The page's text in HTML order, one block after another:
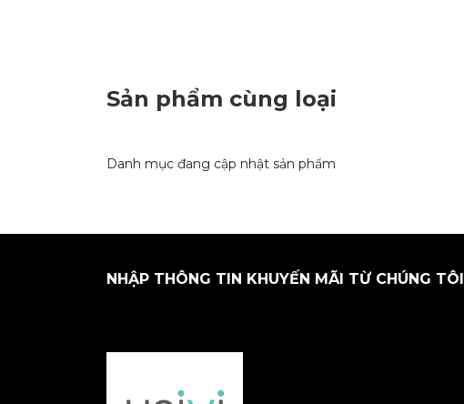
Sản phẩm cùng loại
Danh mục đang cập nhật sản phẩm
NHẬP THÔNG TIN KHUYẾN MÃI TỪ CHÚNG TÔI